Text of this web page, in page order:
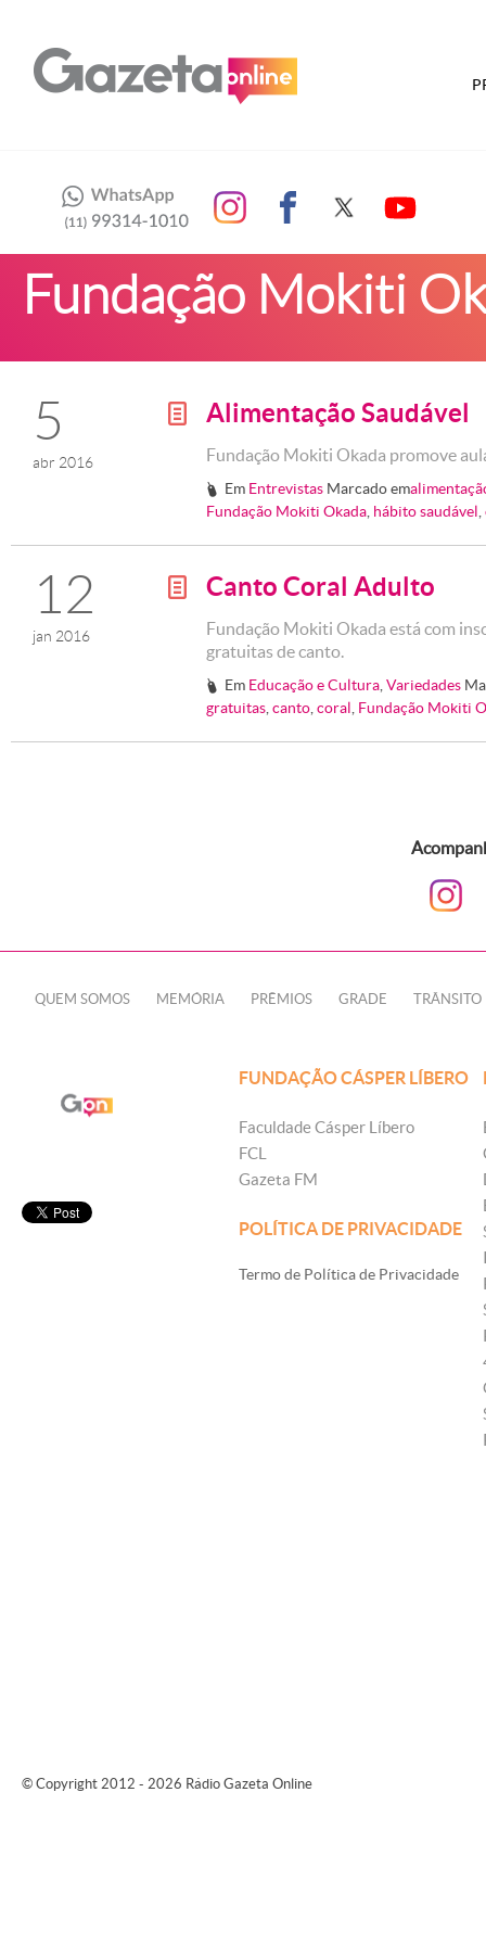
Fundação Mokiti
5
abr 2016
g Alimentação Saudável
Fundação Mokiti Okada promove
# Em Entrevistas Marcado em
Fundação Mokiti Okada hábito saudável
12
jan 2016
g Canto Coral Adulto
Fundação Mokiti Okada está com
gratuitas de canto.
# Em Educação e Cultura ,Variedades
gratuitas canto coral Fundação Mokiti
QUEM SOMOS MEMÓRIA PRÊMIOS GRADE TRÂNSITO
FUNDAÇÃO CÁSPER LÍBERO
Faculdade Cásper Líbero
FCL
Gazeta FM
POLÍTICA DE PRIVACIDADE
Termo de Política de Privacidade
© Copyright 2012 - 2026 Rádio Gazeta Online